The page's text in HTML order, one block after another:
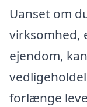
Uanset om
virksomhed,
ejendom,
forlænge